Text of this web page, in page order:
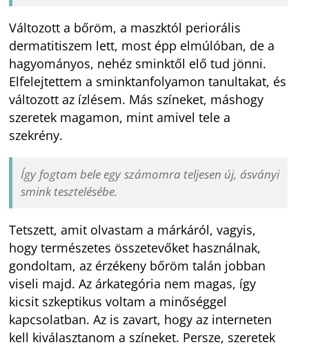
Változott a bőröm, a maszktól periorális
dermatitiszem lett, most épp elmúlóban, de a
hagyományos, nehéz sminktől elő tud jönni.
Elfelejtettem a sminktanfolyamon tanultakat, és
változott az ízlésem. Más színeket, máshogy
szeretek magamon, mint amivel tele a
szekrény.
Így fogtam bele egy számomra teljesen új, ásványi
smink tesztelésébe.
Tetszett, amit olvastam a márkáról, vagyis,
hogy természetes összetevőket használnak,
gondoltam, az érzékeny bőröm talán jobban
viseli majd. Az árkategória nem magas, így
kicsit szkeptikus voltam a minőséggel
kapcsolatban. Az is zavart, hogy az interneten
kell kiválasztanom a színeket. Persze, szeretek